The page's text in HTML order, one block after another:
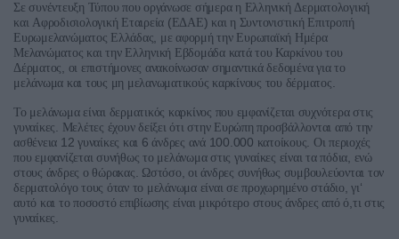
Σε συνέντευξη Τύπου που οργάνωσε σήμερα η Ελληνική Δερματολογική
και Αφροδισιολογική Εταιρεία ( ΕΔΑΕ) και η Συντονιστική Επιτροπή
Ευρωμελανώματος Ελλάδας με αφορμή την Ευρωπαϊκή Ημέρα
Μελανώματος και την Ελληνική Εβδομάδα κατά του Καρκίνου του
Δέρματος
οι επιστήμονες ανακοίνωσαν σημαντικά δεδομένα για το
μελάνωμα και τους μη μελανωματικούς καρκίνους του δέρματος
Το μελάνωμα είναι δερματικός καρκίνος που εμφανίζεται συχνότερα στις
γυναίκες
Μελέτες έχουν δείξει ότι στην Ευρώπη προσβάλλονται από την
ασθένεια 12 γυναίκες και 6 άνδρες ανά100.000 κατοίκους Οι περιοχές
που εμφανίζεται συνήθως το μελάνωμα στις γυναίκες είναι τα πόδια ενώ
στους άνδρες ο θώρακας Ωστόσο οι άνδρες συνήθως συμβουλεύονται τον
δερματολόγο τους όταν το μελάνωμα είναι σε προχωρημένο στάδιο ,γι‘
αυτό και το ποσοστό επιβίωσης είναι μικρότερο στους άνδρες από ό τι στις
γυναίκες